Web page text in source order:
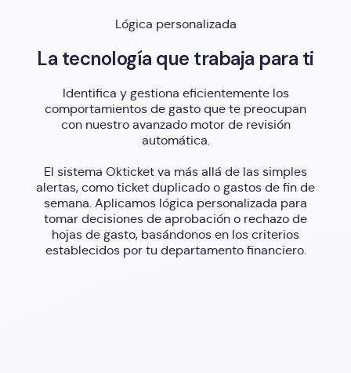
Lógica personalizada
La tecnología que trabaja para ti
Identifica y gestiona eficientemente los
comportamientos de gasto que te preocupan
con nuestro avanzado motor de revisión
automática.
El sistema Okticket va más allá de las simples
alertas, como ticket duplicado o gastos de fin de
semana. Aplicamos lógica personalizada para
tomar decisiones de aprobación o rechazo de
hojas de gasto, basándonos en los criterios
establecidos por tu departamento financiero.